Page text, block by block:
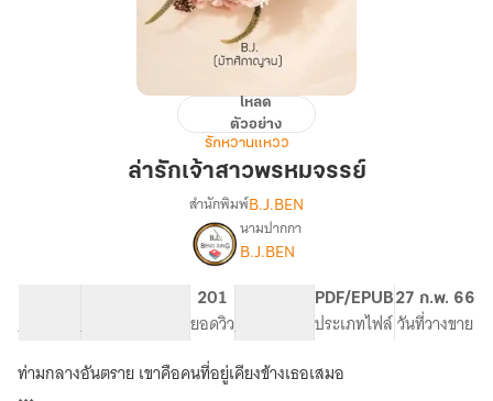
เจ้า
พรหมจรรย์
โหลด
ตัวอย่าง
รักหวานแหวว
ล่ารักเจ้าสาวพรหมจรรย์
เรื่อง
ล่า
พรหมจรรย์
จบ
สำนักพิมพ์B.J.BEN
นามปากกา
B.J.BEN
จำนวนคำ จำนวนหน้า (A5)
201
ยอดวิวระดับเนื้อหา
PDF/EPUB
ประเภทไฟล์
27 ก.พ. 66
วันที่วางขาย
ท่ามกลางอันตราย เขาคือคนที่อยู่เคียงข้างเธอเสมอ